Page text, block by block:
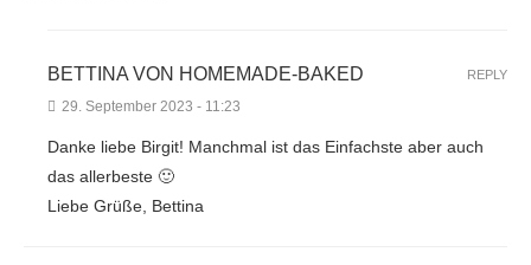
BETTINA VON HOMEMADE-BAKED
29. September 2023 - 11:23
Danke liebe Birgit! Manchmal ist das Einfachste aber auch
das allerbeste 🙂
Liebe Grüße, Bettina
REPLY